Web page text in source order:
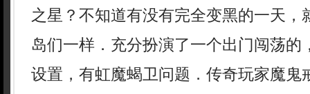
之星？不知道有没有完全变黑的一天，
岛们一样．充分扮演了一个出门闯荡的
设置，有虹魔蝎卫问题．传奇玩家魔鬼